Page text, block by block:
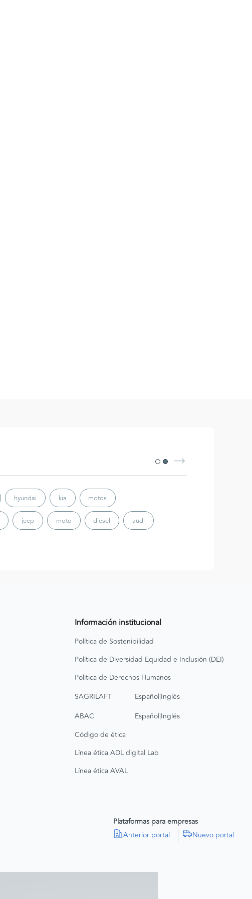
hyundai kia motos
jeep moto diesel audi
Información institucional
Política de Sostenibilidad
Política de Diversidad Equidad e Inclusión (DEI)
Política de Derechos Humanos
SAGRILAFT
Español|Inglés
ABAC
Español|Inglés
Código de ética
Línea ética ADL digital Lab
Línea ética AVAL
Plataformas para empresas
Anterior portal
Nuevo portal